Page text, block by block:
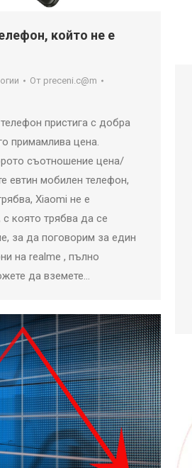
който не е
От preceni.c@m
пристига с добра
примамлива цена.
съотношение цена/
евтин мобилен телефон,
Xiaomi не е
която трябва да се
за да поговорим за един
на realme , пълно
да вземете…